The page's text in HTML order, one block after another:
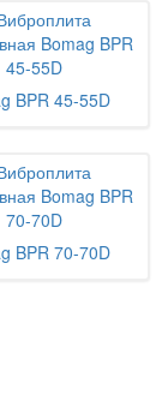
BPR 45-55D
BPR 70-70D